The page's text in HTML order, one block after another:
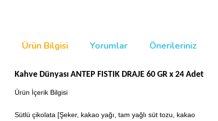
Ürün Bilgisi Yorumlar Önerileriniz
Kahve Dünyası ANTEP FISTIK DRAJE 60 GR x 24 Adet
Ürün İçerik Bilgisi
Sütlü çikolata [Şeker, kakao yağı, tam yağlı süt tozu, kakao